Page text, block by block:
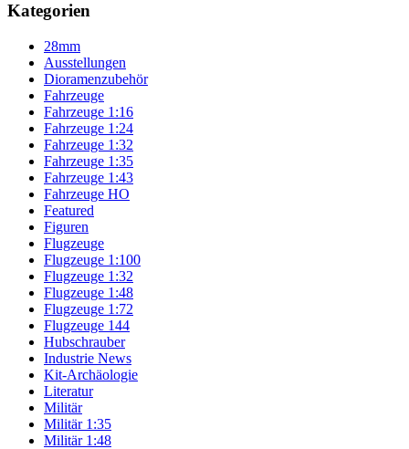
Kategorien
28mm
Ausstellungen
Dioramenzubehör
Fahrzeuge
Fahrzeuge 1:16
Fahrzeuge 1:24
Fahrzeuge 1:32
Fahrzeuge 1:35
Fahrzeuge 1:43
Fahrzeuge HO
Featured
Figuren
Flugzeuge
Flugzeuge 1:100
Flugzeuge 1:32
Flugzeuge 1:48
Flugzeuge 1:72
Flugzeuge 144
Hubschrauber
Industrie News
Kit-Archäologie
Literatur
Militär
Militär 1:35
Militär 1:48